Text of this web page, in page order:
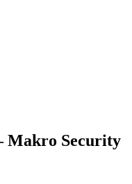
Makro Security